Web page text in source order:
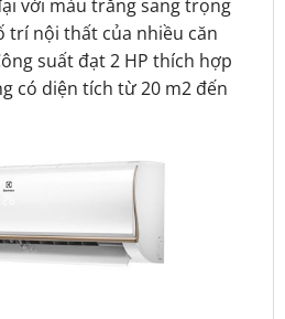
với màu trắng sang trọng
trí nội thất của nhiều căn
suất đạt 2 HP thích hợp
có diện tích từ 20 m2 đến